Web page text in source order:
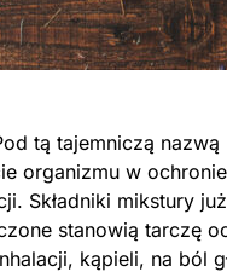
tą tajemniczą
organizmu w
Składniki mikstury
stanowią tarczę
kąpieli, na